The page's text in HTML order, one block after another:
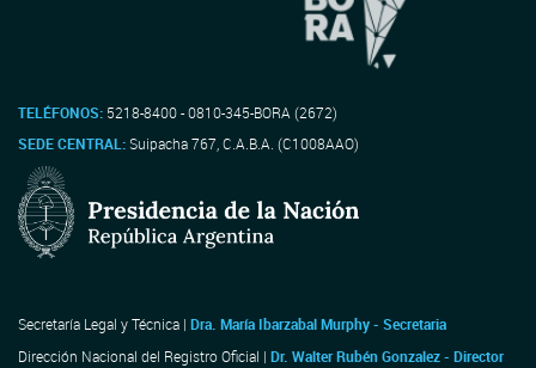
TELÉFONOS: 5218-8400 - 0810-345-BORA (2672)
SEDE CENTRAL:Suipacha 767, C.A.B.A. (C1008AAO)
Secretaría Legal y Técnica | Dra. María Ibarzabal Murphy - Secretaria
Dirección Nacional del Registro Oficial | Dr. Walter Rubén Gonzalez - Director